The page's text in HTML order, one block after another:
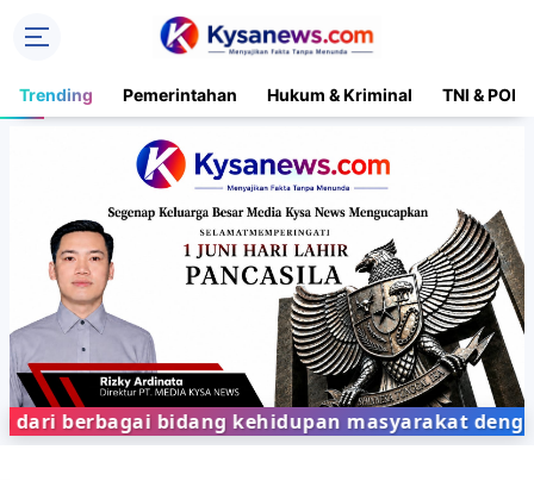
Trending Pemerintahan Hukum & Kriminal TNI &
berbagai bidang kehidupan masyarakat